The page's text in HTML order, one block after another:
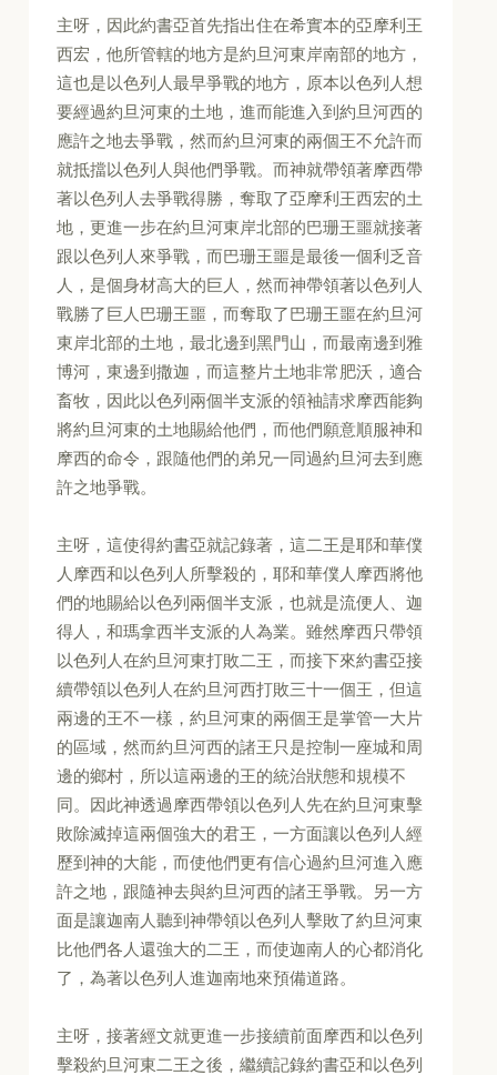
主呀，因此約書亞首先指出住在希實本的亞摩利王
西宏，他所管轄的地方是約旦河東岸南部的地方，
這也是以色列人最早爭戰的地方，原本以色列人想
要經過約旦河東的土地，進而能進入到約旦河西的
應許之地去爭戰，然而約旦河東的兩個王不允許而
就抵擋以色列人與他們爭戰。而神就帶領著摩西帶
著以色列人去爭戰得勝，奪取了亞摩利王西宏的土
地，更進一步在約旦河東岸北部的巴珊王噩就接著
跟以色列人來爭戰，而巴珊王噩是最後一個利乏音
人，是個身材高大的巨人，然而神帶領著以色列人
戰勝了巨人巴珊王噩，而奪取了巴珊王噩在約旦河
東岸北部的土地，最北邊到黑門山，而最南邊到雅
博河，東邊到撒迦，而這整片土地非常肥沃，適合
畜牧，因此以色列兩個半支派的領袖請求摩西能夠
將約旦河東的土地賜給他們，而他們願意順服神和
摩西的命令，跟隨他們的弟兄一同過約旦河去到應
許之地爭戰。
主呀，這使得約書亞就記錄著，這二王是耶和華僕
人摩西和以色列人所擊殺的，耶和華僕人摩西將他
們的地賜給以色列兩個半支派，也就是流便人、迦
得人，和瑪拿西半支派的人為業。雖然摩西只帶領
以色列人在約旦河東打敗二王，而接下來約書亞接
續帶領以色列人在約旦河西打敗三十一個王，但這
兩邊的王不一樣，約旦河東的兩個王是掌管一大片
的區域，然而約旦河西的諸王只是控制一座城和周
邊的鄉村，所以這兩邊的王的統治狀態和規模不
同。因此神透過摩西帶領以色列人先在約旦河東擊
敗除滅掉這兩個強大的君王，一方面讓以色列人經
歷到神的大能，而使他們更有信心過約旦河進入應
許之地，跟隨神去與約旦河西的諸王爭戰。另一方
面是讓迦南人聽到神帶領以色列人擊敗了約旦河東
比他們各人還強大的二王，而使迦南人的心都消化
了，為著以色列人進迦南地來預備道路。
主呀，接著經文就更進一步接續前面摩西和以色列
擊殺約旦河東二王之後，繼續記錄約書亞和以色列